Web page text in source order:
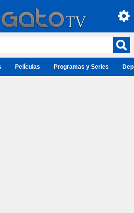
Películas Programas y Series